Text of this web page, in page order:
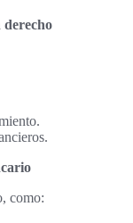
derecho
como: